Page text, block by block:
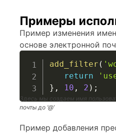
Примеры
Пример изменения
основе электронной
add_filter (
return
} , 10 , 2 ) ;
Здесь мы создаем имя
почты до ‘@’
Пример добавления